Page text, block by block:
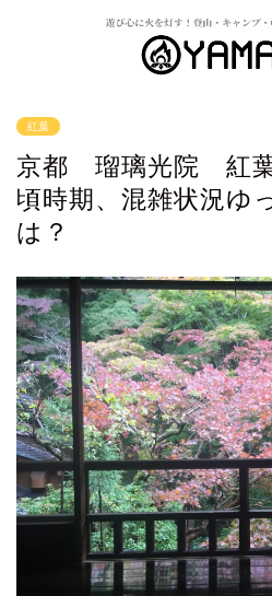
紅葉
京都 瑠璃光院 紅
頃時期、混雑状況ゆ
は？